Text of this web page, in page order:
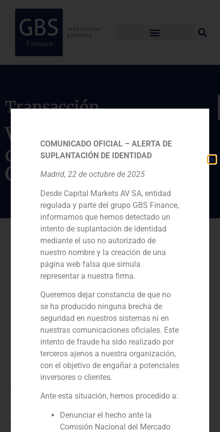
Transacción
Venta de la actividad
de fabricación al
Grupo Odeco
Rol:
Año:
COMUNICADO OFICIAL – ALERTA DE
SUPLANTACIÓN DE IDENTIDAD
Madrid, 22 de octubre de 2025
Desde Capital Markets AV SA, entidad
regulada y parte del grupo GBS Finance,
informamos que hemos detectado un
intento de suplantación de identidad
mediante el uso no autorizado de
nuestro nombre y la creación de una
página web falsa que simula
representar a nuestra firma.
Queremos dejar constancia de que no
se ha producido ninguna brecha de
seguridad en nuestros sistemas ni en
nuestras comunicaciones oficiales. Este
intento de fraude ha sido realizado por
terceros ajenos a nuestra organización,
con el objetivo de engañar a potenciales
inversores o clientes.
Ante esta situación, hemos procedido a:
Denunciar el hecho ante la
Comisión Nacional del Mercado